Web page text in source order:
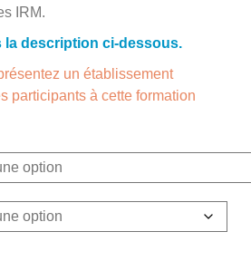
IRM.
la description ci-dessous.
un établissement
participants à cette formation